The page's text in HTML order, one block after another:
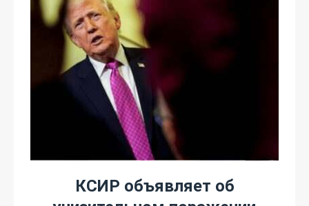
КСИР объявляет об